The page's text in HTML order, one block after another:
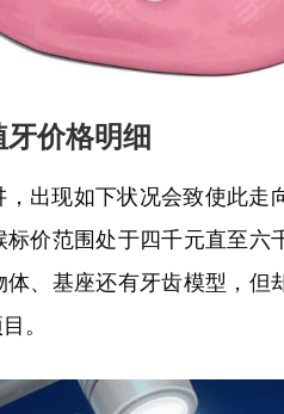
价格明细
出现如下状况会致使此走
价范围处于四千元直至六
、基座还有牙齿模型，
。